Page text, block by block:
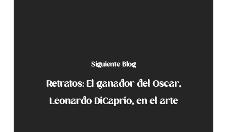
Siguiente Blog
Retratos: El ganador del Oscar,
Leonardo DiCaprio, en el arte